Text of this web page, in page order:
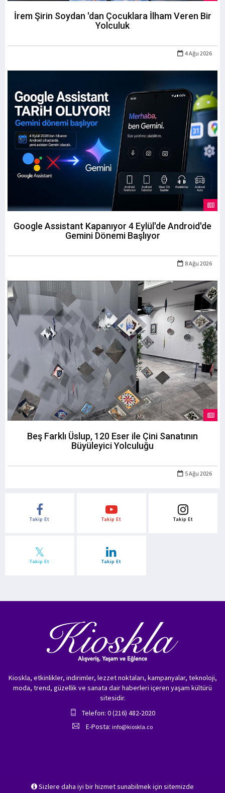
İrem Şirin Soydan 'dan Çocuklara İlham Veren Bir
Yolculuk
4 Ağu 2026
Google Assistant Kapanıyor 4 Eylül'de Android'de
Gemini Dönemi Başlıyor
8 Ağu 2026
Beş Farklı Üslup, 120 Eser ile Çini Sanatının
Büyüleyici Yolculuğu
5 Ağu 2026
Takip Et Takip Et Takip Et
Takip Et Takip Et
Sizlere daha iyi bir hizmet sunabilmek için sitemizde
Kioskla, etkinlikler, indirimler, lezzet noktaları, kampanyalar, teknoloji,
moda, trend, güzellik ve sanata dair haberleri içeren yaşam kültürü
sitesidir.
Telefon: 0 (216) 482-2020
E-Posta: info@kioskla.co